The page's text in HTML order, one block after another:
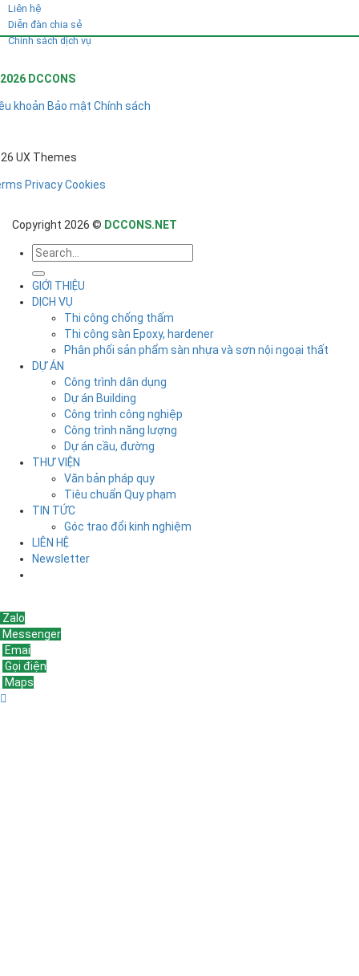
Liên hệ
Diễn đàn chia sẻ
Chính sách dịch vụ
DCCONS
khoản Bảo mật Chính sách
UX Themes
PrivacyCookies
Copyright 2026 © DCCONS.NET
GIỚI THIỆU
DỊCH VỤ
Thi công chống thấm
Thi công sàn Epoxy, hardener
Phân phối sản phẩm sàn nhựa và sơn nội ngoại thất
DỰ ÁN
Công trình dân dụng
Dự án Building
Công trình công nghiệp
Công trình năng lượng
Dự án cầu, đường
THƯ VIỆN
Văn bản pháp quy
Tiêu chuẩn Quy phạm
TIN TỨC
Góc trao đổi kinh nghiệm
LIÊN HỆ
Newsletter
Zalo
Messenger
Emai
Gọi điện
Maps